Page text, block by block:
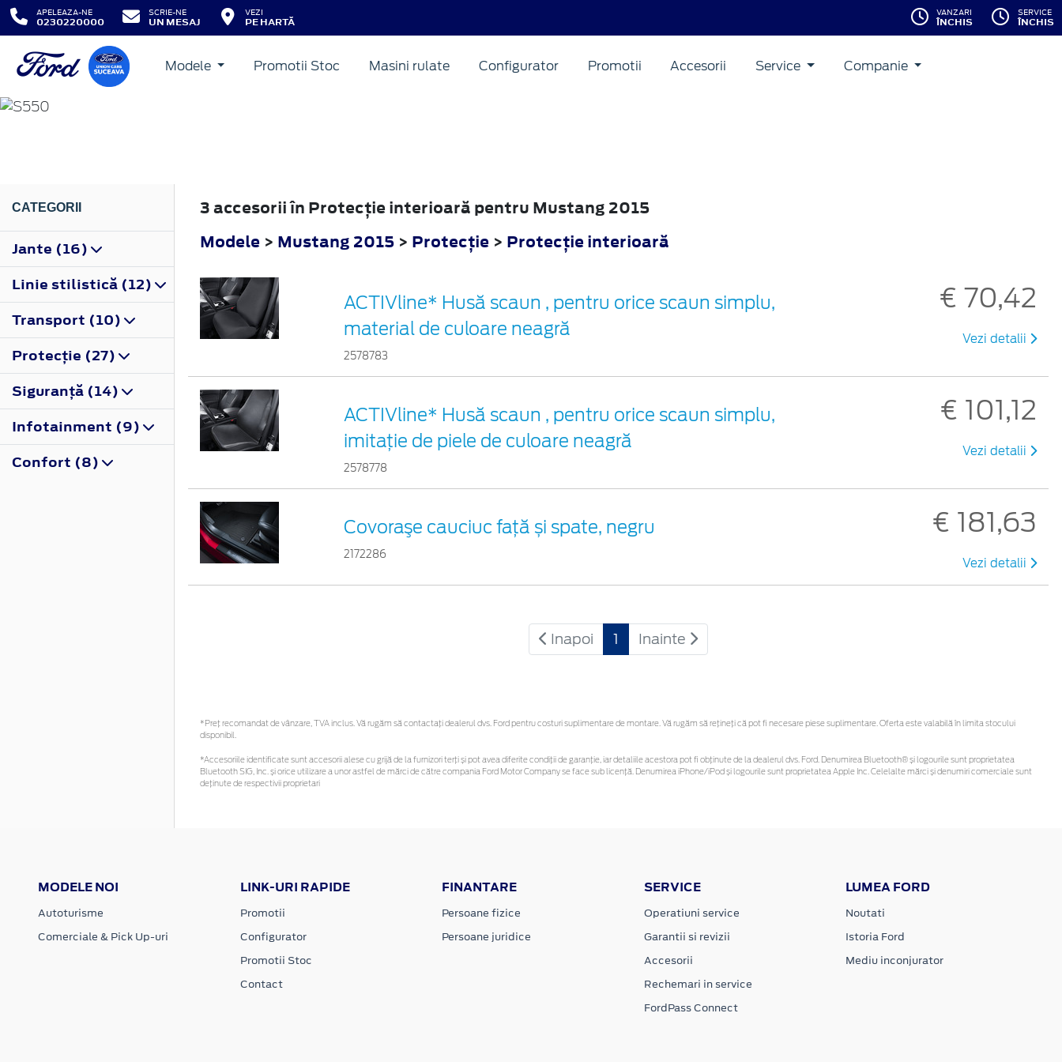
APELEAZA-NE
0230220000
SCRIE-NE
UN MESAJ
VEZI
PE HARTĂ
VANZARI
ÎNCHIS
SERVICE
ÎNCHIS
Modele Promotii Stoc Masini rulate Configurator Promotii Accesorii Service Companie
MUSTANG
CATEGORII
Jante (16)
Linie stilistică (12)
Transport (10)
Protecţie (27)
Siguranţă (14)
Infotainment (9)
Confort (8)
3 accesorii în Protecţie interioară pentru Mustang 2015
Modele > Mustang 2015 > Protecţie > Protecţie interioară
ACTIVline* Husă scaun , pentru orice scaun simplu,
material de culoare neagră
2578783
€ 70,42
Vezi detalii
ACTIVline* Husă scaun , pentru orice scaun simplu,
imitație de piele de culoare neagră
2578778
€ 101,12
Vezi detalii
Covoraşe cauciuc față și spate, negru
2172286
€ 181,63
Vezi detalii
Inapoi 1 Inainte
*Preţ recomandat de vânzare, TVA inclus. Vă rugăm să contactaţi dealerul dvs. Ford pentru costuri suplimentare de montare. Vă rugăm să rețineți că pot fi necesare piese suplimentare. Oferta este valabilă în limita stocului
disponibil.
*Accesoriile identificate sunt accesorii alese cu grijă de la furnizori terți și pot avea diferite condiții de garanție, iar detaliile acestora pot fi obținute de la dealerul dvs. Ford. Denumirea Bluetooth® și logourile sunt proprietatea
Bluetooth SIG, Inc. și orice utilizare a unor astfel de mărci de către compania Ford Motor Company se face sub licență. Denumirea iPhone/iPod și logourile sunt proprietatea Apple Inc. Celelalte mărci și denumiri comerciale sunt
deținute de respectivii proprietari
MODELE NOI
Autoturisme
Comerciale & Pick Up-uri
LINK-URI RAPIDE
Promotii
Configurator
Promotii Stoc
Contact
FINANTARE
Persoane fizice
Persoane juridice
SERVICE
Operatiuni service
Garantii si revizii
Accesorii
Rechemari in service
FordPass Connect
LUMEA FORD
Noutati
Istoria Ford
Mediu inconjurator